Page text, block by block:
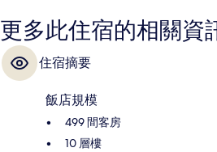
更多此住宿的相關資
住宿摘要
飯店規模
499 間客房
10 層樓